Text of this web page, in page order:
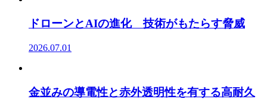
ドローンとAIの進化 技術がもたらす脅威
2026.07.01
金並みの導電性と赤外透明性を有する高耐久